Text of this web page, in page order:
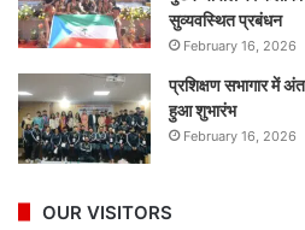
सुव्यवस्थित प्रबंधन
February 16, 2026
प्रशिक्षण सभागार में
हुआ शुभारंभ
February 16, 2026
OUR VISITORS